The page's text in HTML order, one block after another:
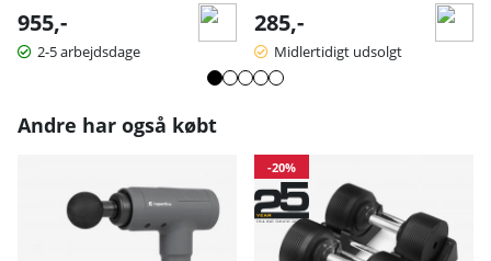
955,-
2-5 arbejdsdage
285,-
Midlertidigt udsolgt
Andre har også købt
-20%